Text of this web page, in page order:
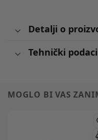
Detalji o
Tehnički podaci
MOGLO BI VAS